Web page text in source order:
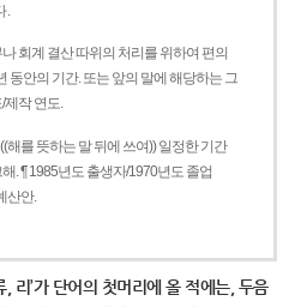
.
나 회계 결산 따위의 처리를 위하여 편의
동안의 기간. 또는 앞의 말에 해당하는 그
제작 연도.
해를 뜻하는 말 뒤에 쓰여)) 일정한 기간
. ¶ 1985년도 출생자/1970년도 졸업
산안.
, 리’가 단어의 첫머리에 올 적에는, 두음